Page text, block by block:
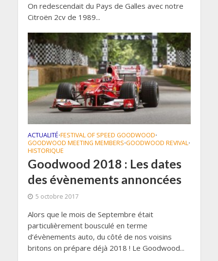
On redescendait du Pays de Galles avec notre
Citroën 2cv de 1989...
ACTUALITÉ•FESTIVAL OF SPEED GOODWOOD•
GOODWOOD MEETING MEMBERS•GOODWOOD REVIVAL•
HISTORIQUE
Goodwood 2018 : Les dates
des évènements annoncées
5 octobre 2017
Alors que le mois de Septembre était
particulièrement bousculé en terme
d’évènements auto, du côté de nos voisins
britons on prépare déjà 2018 ! Le Goodwood...